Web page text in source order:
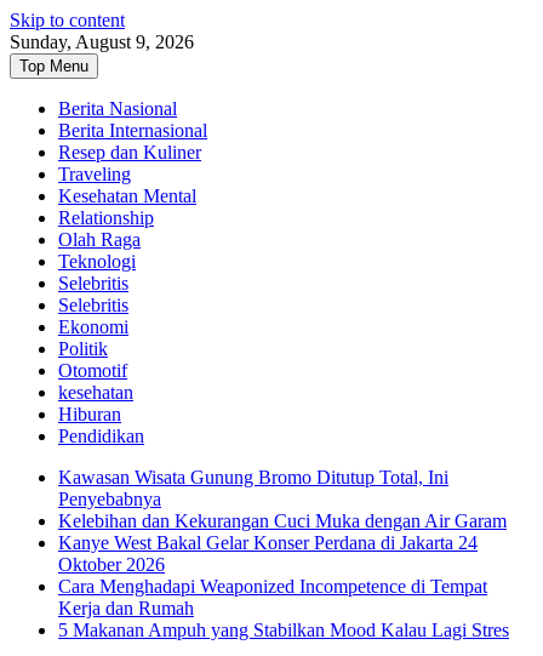
Skip to content
Sunday, August 9, 2026
Top Menu
Berita Nasional
Berita Internasional
Resep dan Kuliner
Traveling
Kesehatan Mental
Relationship
Olah Raga
Teknologi
Selebritis
Selebritis
Ekonomi
Politik
Otomotif
kesehatan
Hiburan
Pendidikan
Kawasan Wisata Gunung Bromo Ditutup Total, Ini
Penyebabnya
Kelebihan dan Kekurangan Cuci Muka dengan Air Garam
Kanye West Bakal Gelar Konser Perdana di Jakarta 24
Oktober 2026
Cara Menghadapi Weaponized Incompetence di Tempat
Kerja dan Rumah
5 Makanan Ampuh yang Stabilkan Mood Kalau Lagi Stres